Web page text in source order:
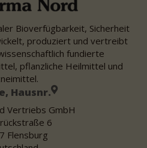
Bioverfügbarkeit, Sicherheit
produziert und vertreibt
fundierte
pflanzliche Heilmittel und
Hausnr.
Vertriebs GmbH
6
Flensburg